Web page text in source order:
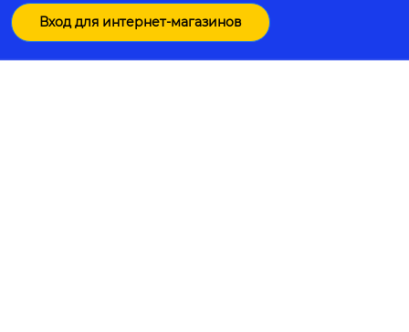
Вход для интернет-магазинов